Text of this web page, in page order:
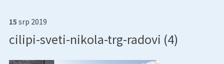
15 srp 2019
cilipi-sveti-nikola-trg-radovi (4)